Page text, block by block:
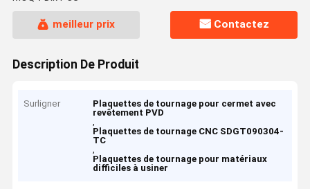
l'exception des alliages à haute température
meilleur prix Contactez
Description De Produit
Surligner
Plaquettes de tournage pour cermet avec
revêtement PVD
,
Plaquettes de tournage CNC SDGT090304-
TC
,
Plaquettes de tournage pour matériaux
difficiles à usiner